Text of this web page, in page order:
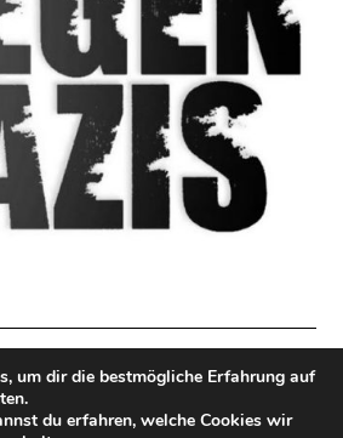
|Direkt Spenden
um dir die bestmögliche Erfahrung auf
du erfahren, welche Cookies wir